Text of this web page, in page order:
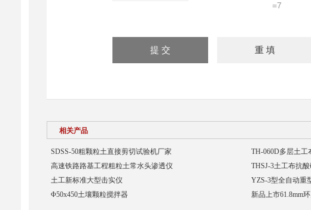
=7
相关产品
SDSS-50粗颗粒土直接剪切试验机厂家
TH-060D多层土工
高速铁路路基工程粗粒土常水头渗透仪
THSJ-3土工布抗
土工新标准大型击实仪
YZS-3型全自动重
Φ50x450土壤颗粒搅拌器
新品上市61.8mm